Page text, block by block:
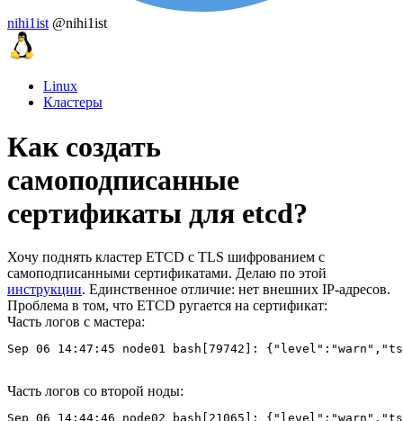
nihi1ist @nihi1ist
Linux
Кластеры
Как создать
самоподписанные
сертификаты для etcd?
Хочу поднять кластер ETCD с TLS шифрованием с
самоподписанными сертификатами. Делаю по этой
инструкции. Единственное отличие: нет внешних IP-адресов.
Проблема в том, что ETCD ругается на сертификат:
Часть логов с мастера:
Sep 06 14:47:45 node01 bash[79742]:
Часть логов со второй ноды:
Sep 06 14:44:46 node02 bash[21065]: